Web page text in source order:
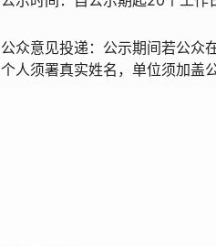
公众意见投递：公示期间若公众
个人须署真实姓名，单位须加盖